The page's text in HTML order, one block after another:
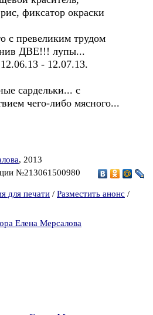
фиксатор окраски
превеликим трудом
ДВЕ!!! лупы...
- 12.07.13.
сардельки... с
чего-либо мясного...
, 2013
№213061500980
для печати / Разместить анонс /
Елена Мерсалова